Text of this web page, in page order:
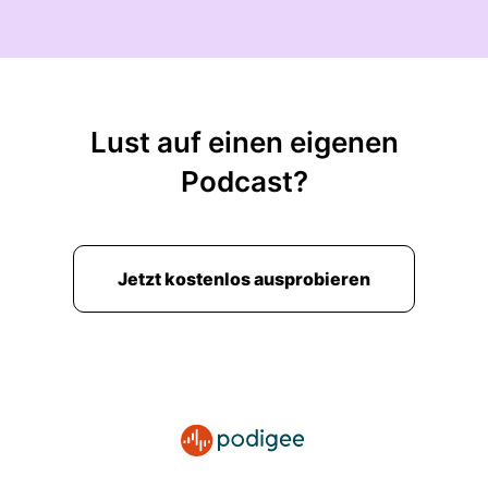
00:02:30: Mach's mal nicht so spannend!
00:02:34: Die Stimme geht jetzt nach oben.
gut fand und die aber heutzutage oder die von
anderen Menschen vielleicht so ein bisschen
belächelt werden.
habe was auch dazu geführt hat, dass es eine
Pause gab von dieser Filmreihe.
Lust auf einen eigenen
Podcast?
Jetzt kostenlos ausprobieren